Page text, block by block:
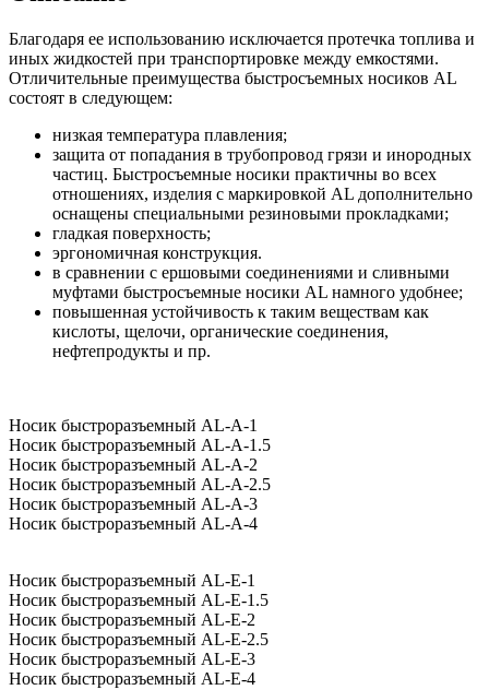
Благодаря ее использованию исключается протечка топлива и
иных жидкостей при транспортировке между емкостями.
Отличительные преимущества быстросъемных носиков AL
состоят в следующем:
низкая температура плавления;
защита от попадания в трубопровод грязи и инородных
частиц. Быстросъемные носики практичны во всех
отношениях, изделия с маркировкой AL дополнительно
оснащены специальными резиновыми прокладками;
гладкая поверхность;
эргономичная конструкция.
в сравнении с ершовыми соединениями и сливными
муфтами быстросъемные носики AL намного удобнее;
повышенная устойчивость к таким веществам как
кислоты, щелочи, органические соединения,
нефтепродукты и пр.
Носик быстроразъемный AL-A-1
Носик быстроразъемный AL-A-1.5
Носик быстроразъемный AL-A-2
Носик быстроразъемный AL-A-2.5
Носик быстроразъемный AL-A-3
Носик быстроразъемный AL-A-4
Носик быстроразъемный AL-E-1
Носик быстроразъемный AL-E-1.5
Носик быстроразъемный AL-E-2
Носик быстроразъемный AL-E-2.5
Носик быстроразъемный AL-E-3
Носик быстроразъемный AL-E-4